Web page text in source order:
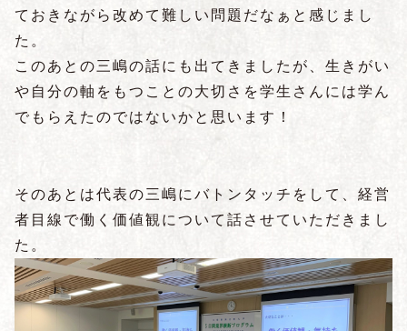
ておきながら改めて難しい問題だなぁと感じまし
た。
このあとの三嶋の話にも出てきましたが、生きがい
や自分の軸をもつことの大切さを学生さんには学ん
でもらえたのではないかと思います！
そのあとは代表の三嶋にバトンタッチをして、経営
者目線で働く価値観について話させていただきまし
た。